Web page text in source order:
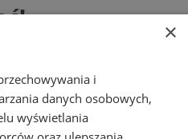
×
i
danych osobowych,
wyświetlania